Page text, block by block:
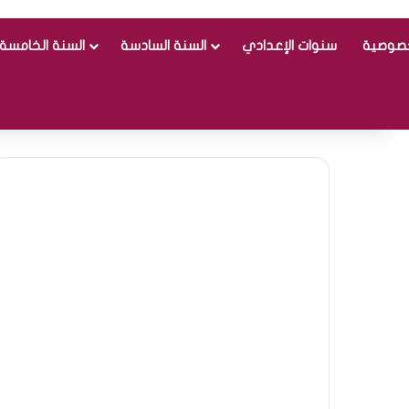
السنة الخامسة السنة السادسة سنوات الإعدادي